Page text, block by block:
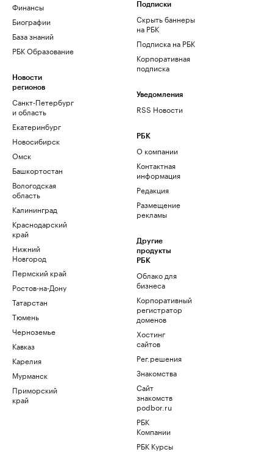
Финансы
Биографии
База знаний
РБК Образование
Новости
регионов
Санкт-Петербург
и область
Екатеринбург
Новосибирск
Омск
Башкортостан
Вологодская
область
Калининград
Краснодарский
край
Нижний
Новгород
Пермский край
Ростов-на-Дону
Татарстан
Тюмень
Черноземье
Кавказ
Карелия
Мурманск
Приморский
край
Подписки
Скрыть баннеры
на РБК
Подписка на РБК
Корпоративная
подписка
Уведомления
RSS Новости
РБК
О компании
Контактная
информация
Редакция
Размещение
рекламы
Другие
продукты
РБК
Облако для
бизнеса
Корпоративный
регистратор
доменов
Хостинг
сайтов
Рег.решения
Знакомства
Сайт
знакомств
podbor.ru
РБК
Компании
РБК Курсы